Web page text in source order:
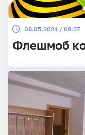
08.05.2024 / 08:37
Флешмоб